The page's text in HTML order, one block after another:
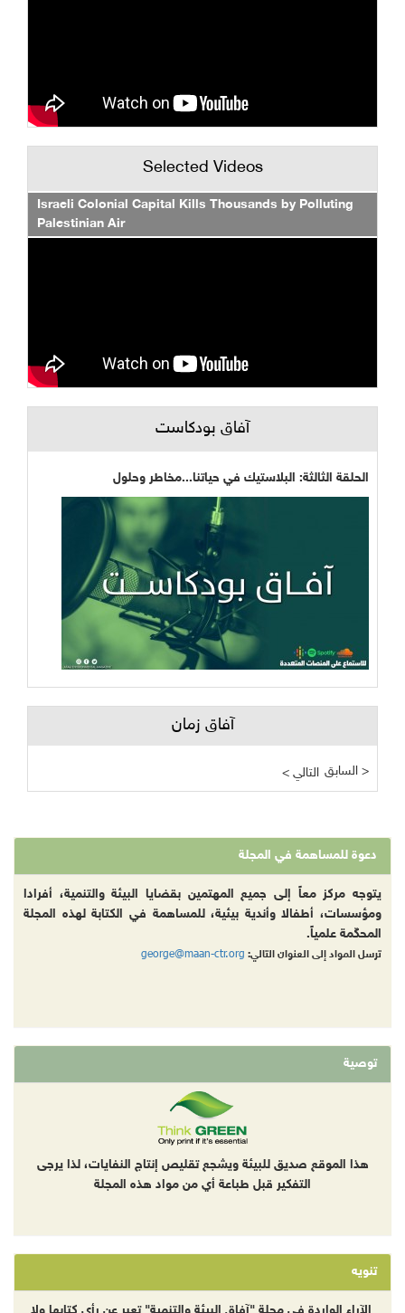
Selected Videos
Israeli Colonial Capital Kills Thousands by Polluting
Palestinian Air
آفاق بودكاست
الحلقة الثالثة: البلاستيك في حياتنا...مخاطر وحلول
آفاق زمان
< التالي السابق >
دعوة للمساهمة في المجلة
يتوجه مركز معاً إلى جميع المهتمين بقضايا البيئة والتنمية، أفرادا
ومؤسسات، أطفالا وأندية بيئية، للمساهمة في الكتابة لهذه المجلة
المحكّمة علمياً.
ترسل المواد إلى العنوان التالي: george@maan-ctr.org
توصية
هذا الموقع صديق للبيئة ويشجع تقليص إنتاج النفايات، لذا يرجى
التفكير قبل طباعة أي من مواد هذه المجلة
تنويه